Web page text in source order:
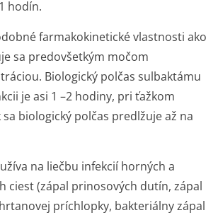
hodín.
farmakokinetické vlastnosti ako
sa predovšetkým močom
Biologický polčas sulbaktámu
je asi 1 –2 hodiny, pri ťažkom
biologický polčas predlžuje až na
na liečbu infekcií horných a
ciest (zápal prinosových dutín, zápal
príchlopky, bakteriálny zápal